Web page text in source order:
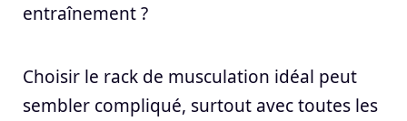
entraînement ?
Choisir le rack de musculation idéal peut
sembler compliqué, surtout avec toutes les